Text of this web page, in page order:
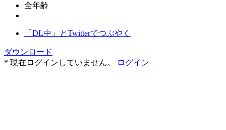
全年齢
「DL中」とTwitterでつぶやく
ダウンロード
* 現在ログインしていません。
ログイン